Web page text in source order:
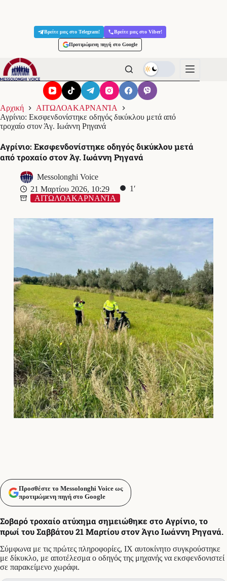
Βρείτε μας στο Telegram! Βρείτε μας στο Viber!
Προτιμώμενη πηγή στο Google
Αρχική
ΑΙΤΩΛΟΑΚΑΡΝΑΝΊΑ
Αγρίνιο: Εκσφενδονίστηκε οδηγός δικύκλου μετά από
τροχαίο στον Άγ. Ιωάννη Ρηγανά
Αγρίνιο: Εκσφενδονίστηκε οδηγός δικύκλου μετά
από τροχαίο στον Άγ. Ιωάννη Ρηγανά
Messolonghi Voice
21 Μαρτίου 2026, 10:29
1′
ΑΙΤΩΛΟΑΚΑΡΝΑΝΊΑ
Προσθέστε το Messolonghi Voice ως
προτιμώμενη πηγή στο Google
Σοβαρό τροχαίο ατύχημα σημειώθηκε στο Αγρίνιο, το
πρωί του Σαββάτου 21 Μαρτίου στον Άγιο Ιωάννη Ρηγανά.
Σύμφωνα με τις πρώτες πληροφορίες, ΙΧ αυτοκίνητο συγκρούστηκε
με δίκυκλο, με αποτέλεσμα ο οδηγός της μηχανής να εκσφενδονιστεί
σε παρακείμενο χωράφι.